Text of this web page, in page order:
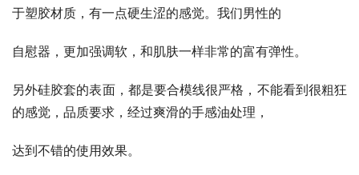
于塑胶材质，有一点硬生涩的感觉。我们男性的
自慰器，更加强调软，和肌肤一样非常的富有弹性。
另外硅胶套的表面，都是要合模线很严格，不能看到很粗狂
的感觉，品质要求，经过爽滑的手感油处理，
达到不错的使用效果。